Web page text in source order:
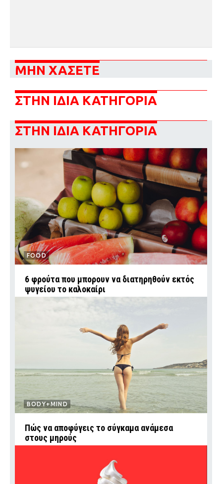
ΜΗΝ ΧΑΣΕΤΕ
ΣΤΗΝ ΙΔΙΑ ΚΑΤΗΓΟΡΙΑ
ΣΤΗΝ ΙΔΙΑ ΚΑΤΗΓΟΡΙΑ
FOOD
6 φρούτα που μπορουν να διατηρηθούν εκτός
ψυγείου το καλοκαίρι
BODY+MIND
Πώς να αποφύγεις το σύγκαμα ανάμεσα
στους μηρούς